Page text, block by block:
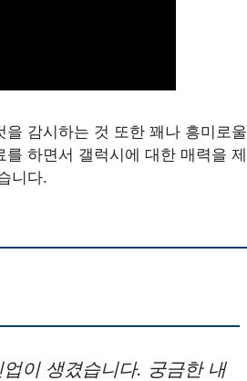
감시하는 것 또한 꽤나 흥미로울
하면서 갤럭시에 대한 매력을 제
니다.
이 생겼습니다. 궁금한 내